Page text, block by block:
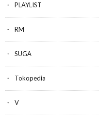
PLAYLIST
RM
SUGA
Tokopedia
V